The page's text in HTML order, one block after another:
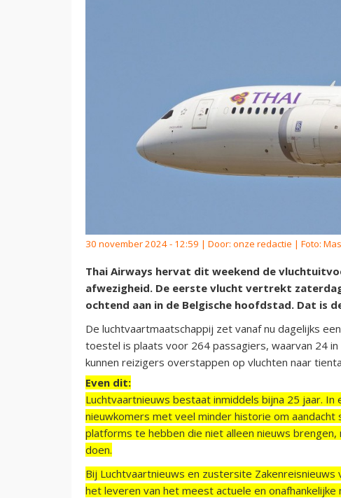
30 november 2024 - 12:59 | Door: onze redactie | Foto:
Thai Airways hervat dit weekend de
afwezigheid. De eerste vlucht vertrekt
ochtend aan in de Belgische hoofdstad. Dat is
De luchtvaartmaatschappij zet vanaf nu dagelijks
toestel is plaats voor 264 passagiers, waarvan 24
kunnen reizigers overstappen op vluchten naar
Even dit:
Luchtvaartnieuws bestaat inmiddels bijna 25 jaar.
nieuwkomers met veel minder historie om
platforms te hebben die niet alleen nieuws
doen.
Bij Luchtvaartnieuws en zustersite
het leveren van het meest actuele en